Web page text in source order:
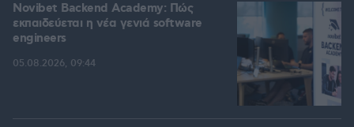
Novibet Backend Academy: Πώς
εκπαιδεύεται η νέα γενιά software
engineers
05.08.2026, 09:44